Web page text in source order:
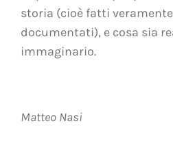
storia (cioè fatti
documentati), e cosa sia
immaginario.
Matteo Nasi